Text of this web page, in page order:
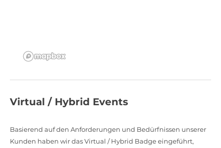
Virtual / Hybrid Events
Basierend auf den Anforderungen und Bedürfnissen unserer
Kunden haben wir das Virtual / Hybrid Badge eingeführt,